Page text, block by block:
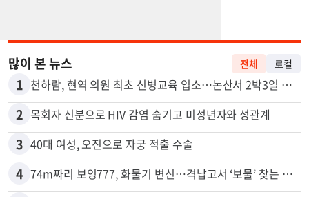
많이 본 뉴스
1
2 목회자 신분으로 HIV 감염 숨기고 미성년자와 성관계
3 40대 여성, 오진으로 자궁 적출 수술